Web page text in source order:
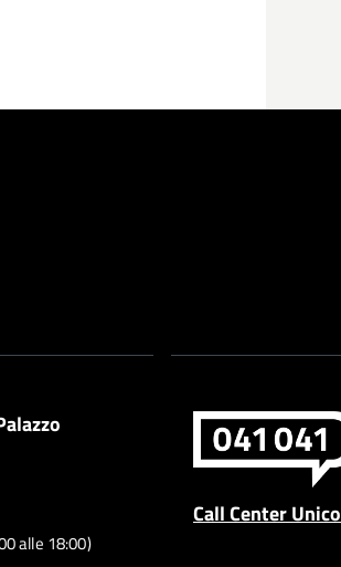
alle 18:00)
Call Center Unico